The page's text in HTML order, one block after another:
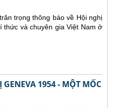
trọng thông báo về Hội nghị
và chuyên gia Việt Nam ở
1954 - MỘT MỐC